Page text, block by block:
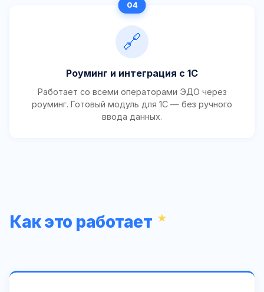
🔗
Роуминг и интеграция с 1С
Работает со всеми операторами ЭДО через
роуминг. Готовый модуль для 1С — без ручного
ввода данных.
Как это работает